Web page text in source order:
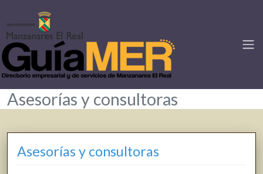
Asesorías y consultoras
Asesorías y consultoras